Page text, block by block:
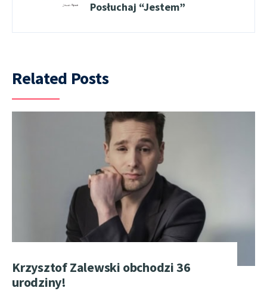
Posłuchaj “Jestem”
Related Posts
Krzysztof Zalewski obchodzi 36
urodziny!